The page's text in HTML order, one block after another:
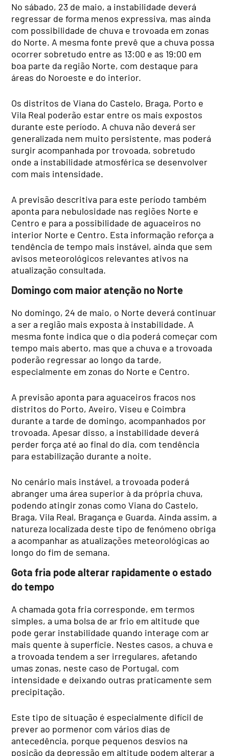
No sábado, 23 de maio, a instabilidade deverá
regressar de forma menos expressiva, mas ainda
com possibilidade de chuva e trovoada em zonas
do Norte. A mesma fonte prevê que a chuva possa
ocorrer sobretudo entre as 13:00 e as 19:00 em
boa parte da região Norte, com destaque para
áreas do Noroeste e do interior.
Os distritos de Viana do Castelo, Braga, Porto e
Vila Real poderão estar entre os mais expostos
durante este período. A chuva não deverá ser
generalizada nem muito persistente, mas poderá
surgir acompanhada por trovoada, sobretudo
onde a instabilidade atmosférica se desenvolver
com mais intensidade.
A previsão descritiva para este período também
aponta para nebulosidade nas regiões Norte e
Centro e para a possibilidade de aguaceiros no
interior Norte e Centro. Esta informação reforça a
tendência de tempo mais instável, ainda que sem
avisos meteorológicos relevantes ativos na
atualização consultada.
Domingo com maior atenção no Norte
No domingo, 24 de maio, o Norte deverá continuar
a ser a região mais exposta à instabilidade. A
mesma fonte indica que o dia poderá começar com
tempo mais aberto, mas que a chuva e a trovoada
poderão regressar ao longo da tarde,
especialmente em zonas do Norte e Centro.
A previsão aponta para aguaceiros fracos nos
distritos do Porto, Aveiro, Viseu e Coimbra
durante a tarde de domingo, acompanhados por
trovoada. Apesar disso, a instabilidade deverá
perder força até ao final do dia, com tendência
para estabilização durante a noite.
No cenário mais instável, a trovoada poderá
abranger uma área superior à da própria chuva,
podendo atingir zonas como Viana do Castelo,
Braga, Vila Real, Bragança e Guarda. Ainda assim, a
natureza localizada deste tipo de fenómeno obriga
a acompanhar as atualizações meteorológicas ao
longo do fim de semana.
Gota fria pode alterar rapidamente o estado
do tempo
A chamada gota fria corresponde, em termos
simples, a uma bolsa de ar frio em altitude que
pode gerar instabilidade quando interage com ar
mais quente à superfície. Nestes casos, a chuva e
a trovoada tendem a ser irregulares, afetando
umas zonas, neste caso de Portugal, com
intensidade e deixando outras praticamente sem
precipitação.
Este tipo de situação é especialmente difícil de
prever ao pormenor com vários dias de
antecedência, porque pequenos desvios na
posição da depressão em altitude podem alterar a